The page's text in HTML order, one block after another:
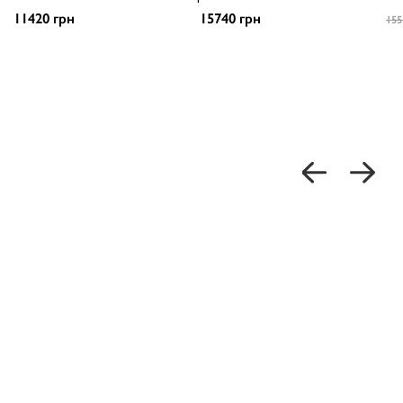
11420 грн 15740 грн